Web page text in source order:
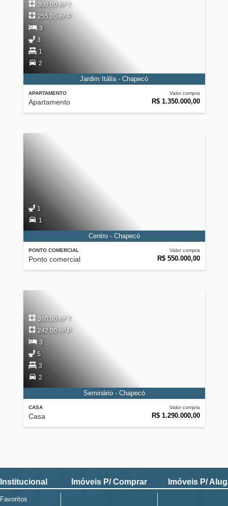
APARTAMENTO
Apartamento
Valor compra
R$ 1.350.000,00
300,00 m² T
255,00 m² P
3
3
1
2
Jardim Itália - Chapecó
PONTO COMERCIAL
Ponto comercial
Valor compra
R$ 550.000,00
1
1
Centro - Chapecó
CASA
Casa
Valor compra
R$ 1.290.000,00
360,00 m² T
242,00 m² P
3
5
3
2
Seminário - Chapecó
Institucional
Favoritos
Imóveis P/ Comprar Imóveis P/